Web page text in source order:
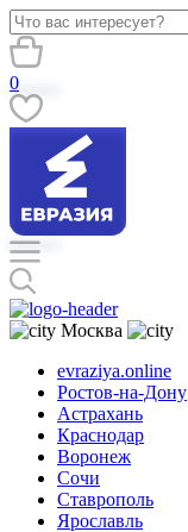
0
Москва
evraziya.online
Ростов-на-Дону
Астрахань
Краснодар
Воронеж
Сочи
Ставрополь
Ярославль